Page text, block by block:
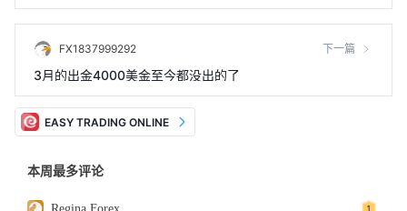
FX1837999292 下一篇
3月的出金4000美金至今都没出的了
EASY TRADING ONLINE
本周最多评论